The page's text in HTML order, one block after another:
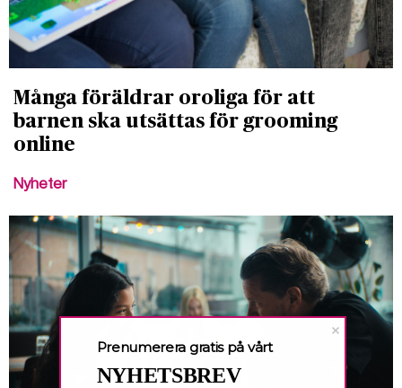
Många föräldrar oroliga för att
barnen ska utsättas för grooming
online
Nyheter
Prenumerera gratis på vårt
NYHETSBREV